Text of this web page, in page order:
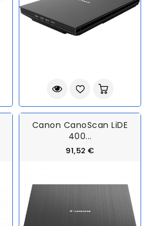
Canon CanoScan LiDE
400...
91,52 €